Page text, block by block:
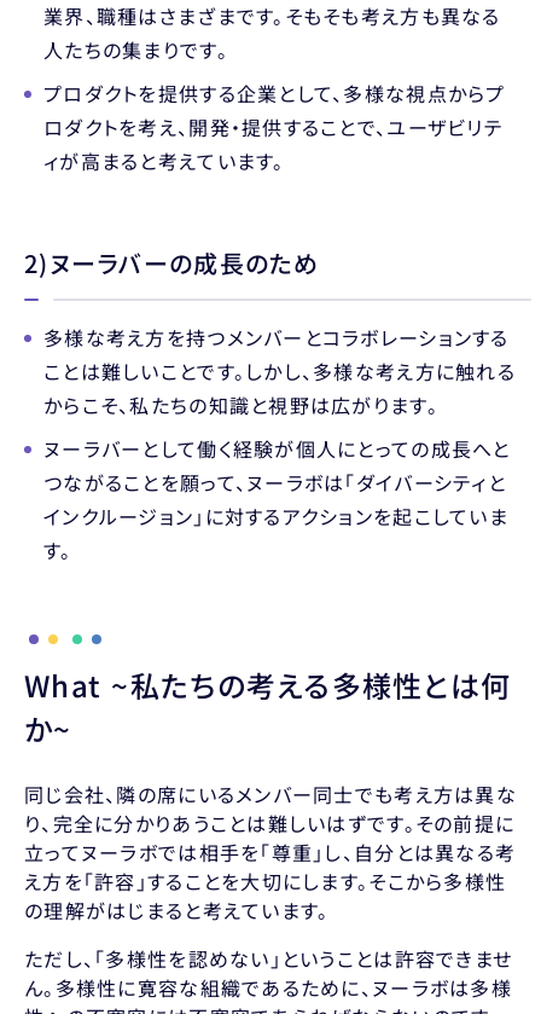
業界、職種はさまざまです。そもそも考え方も異なる
人たちの集まりです。
プロダクトを提供する企業として、多様な視点からプ
ロダクトを考え、開発・提供することで、ユーザビリテ
ィが高まると考えています。
2)ヌーラバーの成長のため
多様な考え方を持つメンバーとコラボレーションする
ことは難しいことです。しかし、多様な考え方に触れる
からこそ、私たちの知識と視野は広がります。
ヌーラバーとして働く経験が個人にとっての成長へと
つながることを願って、ヌーラボは「ダイバーシティと
インクルージョン」に対するアクションを起こしていま
す。
What ~私たちの考える多様性とは何
か~
同じ会社、隣の席にいるメンバー同士でも考え方は異な
り、完全に分かりあうことは難しいはずです。その前提に
立ってヌーラボでは相手を「尊重」し、自分とは異なる考
え方を「許容」することを大切にします。そこから多様性
の理解がはじまると考えています。
ただし、「多様性を認めない」ということは許容できませ
ん。多様性に寛容な組織であるために、ヌーラボは多様